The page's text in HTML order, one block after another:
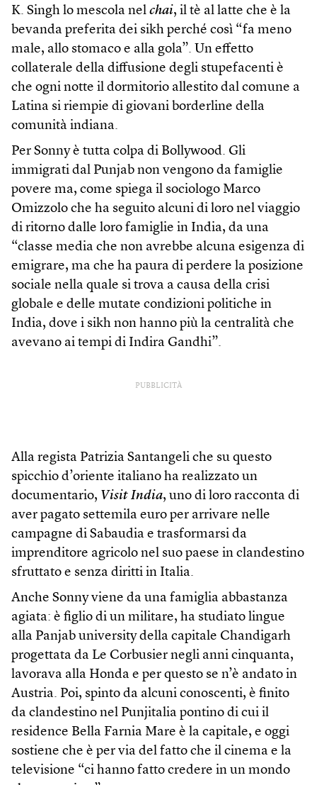
K. Singh lo mescola nel chai, il tè al latte che è la
bevanda preferita dei sikh perché così “fa meno
male, allo stomaco e alla gola”. Un effetto
collaterale della diffusione degli stupefacenti è
che ogni notte il dormitorio allestito dal comune a
Latina si riempie di giovani borderline della
comunità indiana.
Per Sonny è tutta colpa di Bollywood. Gli
immigrati dal Punjab non vengono da famiglie
povere ma, come spiega il sociologo Marco
Omizzolo che ha seguito alcuni di loro nel viaggio
di ritorno dalle loro famiglie in India, da una
“classe media che non avrebbe alcuna esigenza di
emigrare, ma che ha paura di perdere la posizione
sociale nella quale si trova a causa della crisi
globale e delle mutate condizioni politiche in
India, dove i sikh non hanno più la centralità che
avevano ai tempi di Indira Gandhi”.
PUBBLICITÀ
Alla regista Patrizia Santangeli che su questo
spicchio d’oriente italiano ha realizzato un
documentario, Visit India, uno di loro racconta di
aver pagato settemila euro per arrivare nelle
campagne di Sabaudia e trasformarsi da
imprenditore agricolo nel suo paese in clandestino
sfruttato e senza diritti in Italia.
Anche Sonny viene da una famiglia abbastanza
agiata: è figlio di un militare, ha studiato lingue
alla Panjab university della capitale Chandigarh
progettata da Le Corbusier negli anni cinquanta,
lavorava alla Honda e per questo se n’è andato in
Austria. Poi, spinto da alcuni conoscenti, è finito
da clandestino nel Punjitalia pontino di cui il
residence Bella Farnia Mare è la capitale, e oggi
sostiene che è per via del fatto che il cinema e la
televisione “ci hanno fatto credere in un mondo